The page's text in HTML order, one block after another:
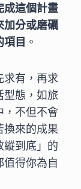
成這個計畫
加分或磨礪
目 。
求有，再求
型態，如旅
，不但不會
換來的成果
縱到底」的
得你為自